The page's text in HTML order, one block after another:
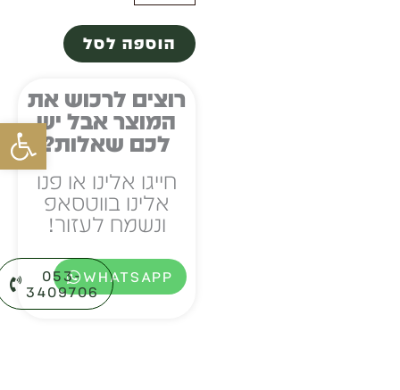
פתח
של
מזוזה
אשכנזי
הוספה לסל
רוצים לרכוש את
המוצר אבל יש
לכם שאלות?
חייגו אלינו או פנו
אלינו בווטסאפ
ונשמח לעזור!
WHATSAPP
053-
3409706⁩